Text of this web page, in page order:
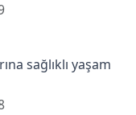
sağlıklı yaşam